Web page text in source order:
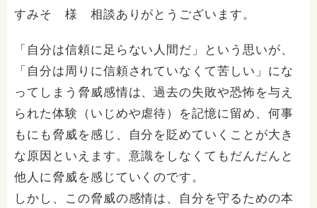
受け付けておりません。また夜中や早朝の電話もご遠慮
ください。 法務を優先させてください。
すみそ 様 相談ありがとうございます。
「自分は信頼に足らない人間だ」という思いが、
「自分は周りに信頼されていなくて苦しい」にな
ってしまう脅威感情は、過去の失敗や恐怖を与え
られた体験（いじめや虐待）を記憶に留め、何事
もにも脅威を感じ、自分を貶めていくことが大き
な原因といえます。意識をしなくてもだんだんと
他人に脅威を感じていくのです。
しかし、この脅威の感情は、自分を守るための本